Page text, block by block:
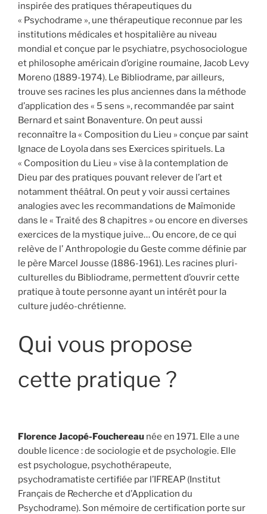
inspirée des pratiques thérapeutiques du
« Psychodrame », une thérapeutique reconnue par les
institutions médicales et hospitalière au niveau
mondial et conçue par le psychiatre, psychosociologue
et philosophe américain d’origine roumaine, Jacob Levy
Moreno (1889-1974). Le Bibliodrame, par ailleurs,
trouve ses racines les plus anciennes dans la méthode
d’application des « 5 sens », recommandée par saint
Bernard et saint Bonaventure. On peut aussi
reconnaître la « Composition du Lieu » conçue par saint
Ignace de Loyola dans ses Exercices spirituels. La
« Composition du Lieu » vise à la contemplation de
Dieu par des pratiques pouvant relever de l’art et
notamment théâtral. On peut y voir aussi certaines
analogies avec les recommandations de Maïmonide
dans le « Traité des 8 chapitres » ou encore en diverses
exercices de la mystique juive… Ou encore, de ce qui
relève de l’ Anthropologie du Geste comme définie par
le père Marcel Jousse (1886-1961). Les racines pluri-
culturelles du Bibliodrame, permettent d’ouvrir cette
pratique à toute personne ayant un intérêt pour la
culture judéo-chrétienne.
Qui vous propose
cette pratique ?
Florence Jacopé-Fouchereau née en 1971. Elle a une
double licence : de sociologie et de psychologie. Elle
est psychologue, psychothérapeute,
psychodramatiste certifiée par l’IFREAP (Institut
Français de Recherche et d’Application du
Psychodrame). Son mémoire de certification porte sur